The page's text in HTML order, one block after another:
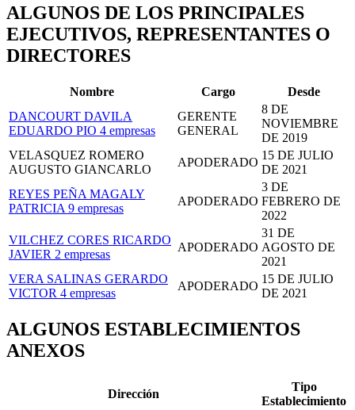
ALGUNOS DE LOS PRINCIPALES
EJECUTIVOS, REPRESENTANTES O
DIRECTORES
Nombre Cargo
Desde
DANCOURT DAVILA
EDUARDO PIO 4 empresas
GERENTE
GENERAL
8 DE
NOVIEMBRE
DE 2019
VELASQUEZ ROMERO
AUGUSTO GIANCARLO
APODERADO
15 DE JULIO
DE 2021
REYES PEÑA MAGALY
PATRICIA 9 empresas
APODERADO
3 DE
FEBRERO DE
2022
VILCHEZ CORES RICARDO
JAVIER 2 empresas
APODERADO
31 DE
AGOSTO DE
2021
VERA SALINAS GERARDO
VICTOR 4 empresas
APODERADO
15 DE JULIO
DE 2021
ALGUNOS ESTABLECIMIENTOS
ANEXOS
Dirección
Tipo
Establecimiento